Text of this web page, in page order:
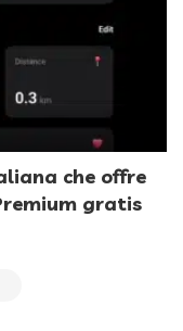
che offre
gratis